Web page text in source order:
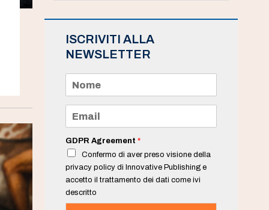
ISCRIVITI ALLA
NEWSLETTER
m
e
a
i
*
GDPR Agreement *
Confermo di aver preso visione della
privacy policy di Innovative Publishing e
accetto il trattamento dei dati come ivi
descritto